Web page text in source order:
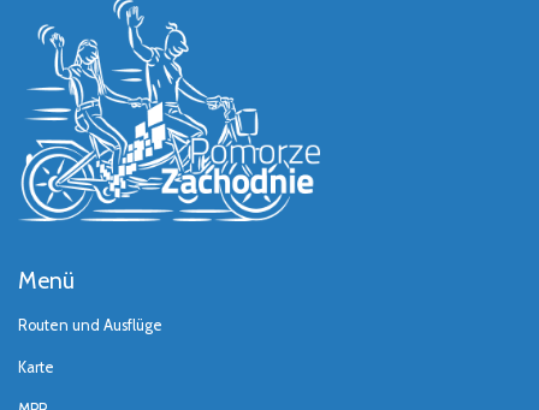
Menü
Routen und Ausflüge
Karte